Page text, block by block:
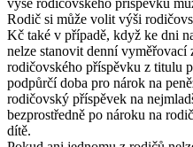
Rodič si může volit výši
Kč také v případě, když ke dni
nelze stanovit denní vyměřovací
rodičovského příspěvku z titulu
podpůrčí doba pro nárok na
rodičovský příspěvek na
bezprostředně po nároku na
dítě.